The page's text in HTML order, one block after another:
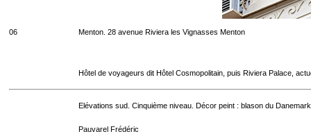
06 Menton. 28 avenue Riviera les Vignasses Menton
Hôtel de voyageurs dit Hôtel Cosmopolitain, puis Riviera Palace,
Elévations sud. Cinquième niveau. Décor peint : blason du
Pauvarel Frédéric